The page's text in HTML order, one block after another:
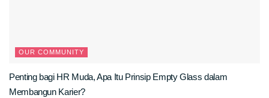
OUR COMMUNITY
Penting bagi HR Muda, Apa Itu Prinsip Empty Glass dalam
Membangun Karier?